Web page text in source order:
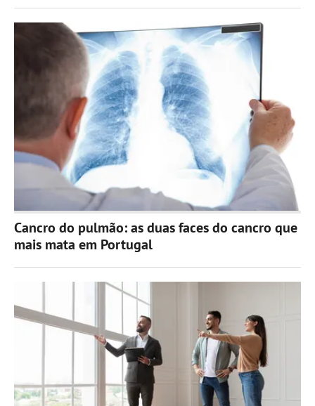
Cancro do pulmão: as duas faces do cancro que
mais mata em Portugal